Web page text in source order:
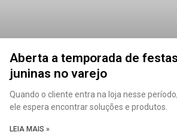
Aberta a temporada de festas
juninas no varejo
Quando o cliente entra na loja nesse período,
ele espera encontrar soluções e produtos.
LEIA MAIS »